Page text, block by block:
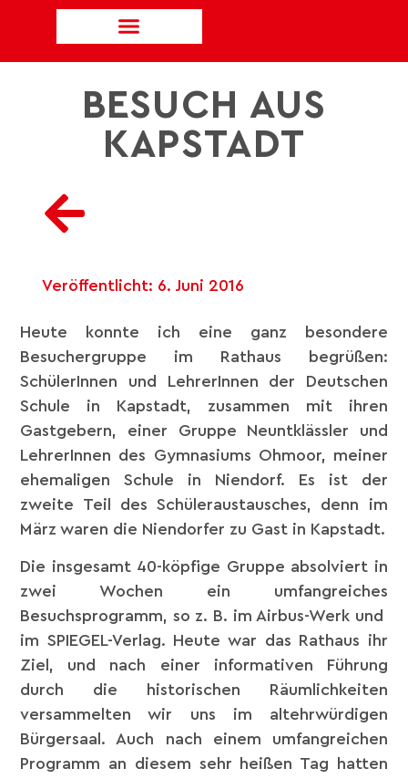
BESUCH AUS
KAPSTADT
Veröffentlicht: 6. Juni 2016
Heute konnte ich eine ganz besondere
Besuchergruppe im Rathaus begrüßen:
SchülerInnen und LehrerInnen der Deutschen
Schule in Kapstadt, zusammen mit ihren
Gastgebern, einer Gruppe Neuntklässler und
LehrerInnen des Gymnasiums Ohmoor, meiner
ehemaligen Schule in Niendorf. Es ist der
zweite Teil des Schüleraustausches, denn im
März waren die Niendorfer zu Gast in Kapstadt.
Die insgesamt 40-köpfige Gruppe absolviert in
zwei Wochen ein umfangreiches
Besuchsprogramm, so z. B. im Airbus-Werk und
im SPIEGEL-Verlag. Heute war das Rathaus ihr
Ziel, und nach einer informativen Führung
durch die historischen Räumlichkeiten
versammelten wir uns im altehrwürdigen
Bürgersaal. Auch nach einem umfangreichen
Programm an diesem sehr heißen Tag hatten